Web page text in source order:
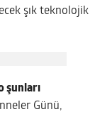
şık teknolojik
şunları
Günü,